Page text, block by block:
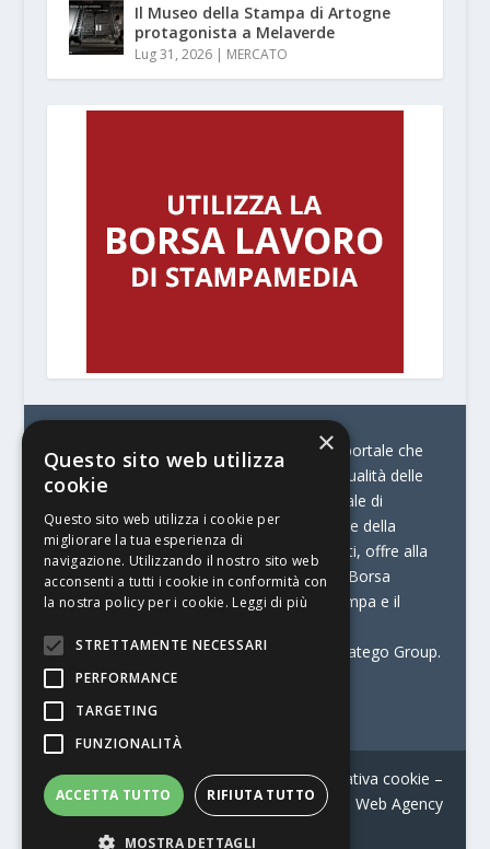
Il Museo della Stampa di Artogne
protagonista a Melaverde
Lug 31, 2026| MERCATO
© Stratego Group –
stampamedia.net è il portale che
racconta le innovazioni tecnologiche e l’attualità delle
aziende di stampa e di converting. È il portale di
riferimento per chi opera in Italia nel settore della
comunicazione stampata. Oltre ai contenuti, offre alla
propria community diversi servizi come:
la Borsa
Lavoro, la Print Connection, i Big della Stampa e il
Stampamedia.net è una delle testate di Stratego Group.
Partita IVA07921450156
Contatti–Informativa privacy–Informativa cookie –
Web Agency
×
Questo sito web utilizza
cookie
Questo sito web utilizza i cookie per
migliorare la tua esperienza di
navigazione. Utilizzando il nostro sito web
acconsenti a tutti i cookie in conformità con
la nostra policy per i cookie. Leggi di più
STRETTAMENTE NECESSARI
PERFORMANCE
TARGETING
FUNZIONALITÀ
ACCETTA TUTTO RIFIUTA TUTTO
MOSTRA DETTAGLI